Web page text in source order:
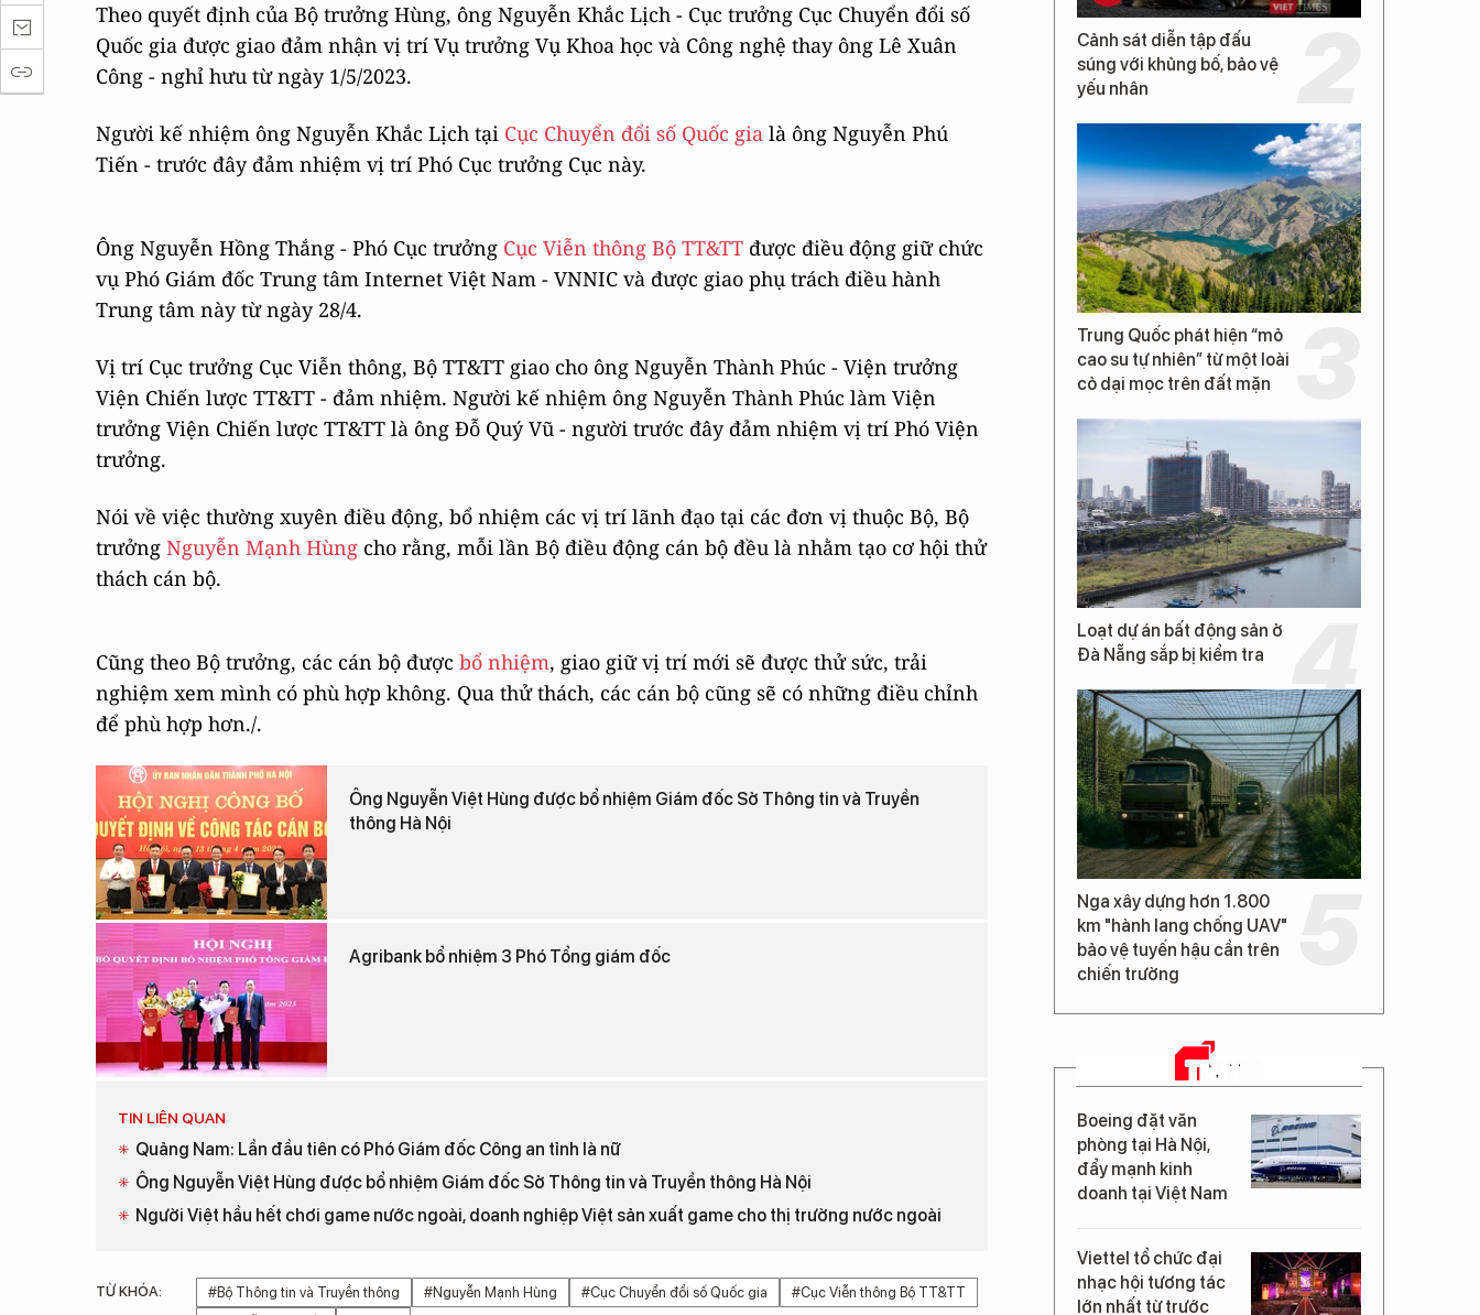
Theo quyết định của Bộ trưởng Hùng, ông Nguyễn Khắc Lịch - Cục trưởng Cục Chuyển đổi số
Quốc gia được giao đảm nhận vị trí Vụ trưởng Vụ Khoa học và Công nghệ thay ông Lê Xuân
Công - nghỉ hưu từ ngày 1/5/2023.
Người kế nhiệm ông Nguyễn Khắc Lịch tại Cục Chuyển đổi số Quốc gia là ông Nguyễn Phú
Tiến - trước đây đảm nhiệm vị trí Phó Cục trưởng Cục này.
Ông Nguyễn Hồng Thắng - Phó Cục trưởng Cục Viễn thông Bộ TT&TT được điều động giữ chức
vụ Phó Giám đốc Trung tâm Internet Việt Nam - VNNIC và được giao phụ trách điều hành
Trung tâm này từ ngày 28/4.
Vị trí Cục trưởng Cục Viễn thông, Bộ TT&TT giao cho ông Nguyễn Thành Phúc - Viện trưởng
Viện Chiến lược TT&TT - đảm nhiệm. Người kế nhiệm ông Nguyễn Thành Phúc làm Viện
trưởng Viện Chiến lược TT&TT là ông Đỗ Quý Vũ - người trước đây đảm nhiệm vị trí Phó Viện
trưởng.
Nói về việc thường xuyên điều động, bổ nhiệm các vị trí lãnh đạo tại các đơn vị thuộc Bộ, Bộ
trưởng Nguyễn Mạnh Hùng cho rằng, mỗi lần Bộ điều động cán bộ đều là nhằm tạo cơ hội thử
thách cán bộ.
Cũng theo Bộ trưởng, các cán bộ được bổ nhiệm, giao giữ vị trí mới sẽ được thử sức, trải
nghiệm xem mình có phù hợp không. Qua thử thách, các cán bộ cũng sẽ có những điều chỉnh
để phù hợp hơn./.
Ông Nguyễn Việt Hùng được bổ nhiệm Giám đốc Sở Thông tin và Truyền
thông Hà Nội
Agribank bổ nhiệm 3 Phó Tổng giám đốc
TIN LIÊN QUAN
Quảng Nam: Lần đầu tiên có Phó Giám đốc Công an tỉnh là nữ
Ông Nguyễn Việt Hùng được bổ nhiệm Giám đốc Sở Thông tin và Truyền thông Hà Nội
Người Việt hầu hết chơi game nước ngoài, doanh nghiệp Việt sản xuất game cho thị trường nước ngoài
TỪ KHÓA: #Bộ Thông tin và Truyền thông #Nguyễn Mạnh Hùng #Cục Chuyển đổi số Quốc gia
#Cục Viễn thông Bộ TT&TT
Cảnh sát diễn tập đấu
súng với khủng bố, bảo vệ
yếu nhân
Trung Quốc phát hiện “mỏ
cao su tự nhiên” từ một loài
cỏ dại mọc trên đất mặn
Loạt dự án bất động sản ở
Đà Nẵng sắp bị kiểm tra
Nga xây dựng hơn 1.800
km "hành lang chống UAV"
bảo vệ tuyến hậu cần trên
chiến trường
TIN MỚI
Boeing đặt văn
phòng tại Hà Nội,
đẩy mạnh kinh
doanh tại Việt Nam
Viettel tổ chức đại
nhạc hội tương tác
lớn nhất từ trước